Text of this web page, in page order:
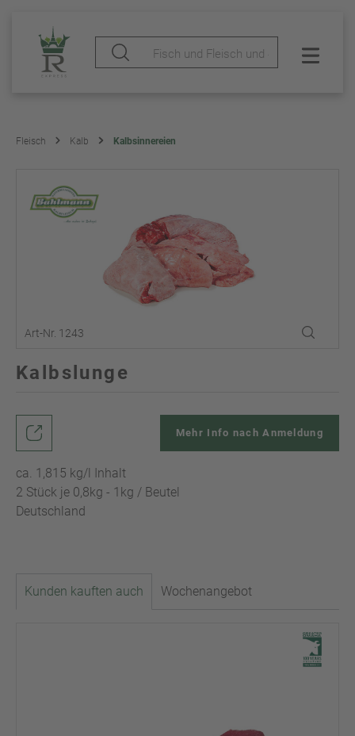
Fleisch Kalb Kalbsinnereien
Art-Nr. 1243
Kalbslunge
ca. 1,815 kg/l Inhalt
2 Stück je 0,8kg - 1kg / Beutel
Deutschland
Mehr Info nach Anmeldung
Kunden kauften auch Wochenangebot